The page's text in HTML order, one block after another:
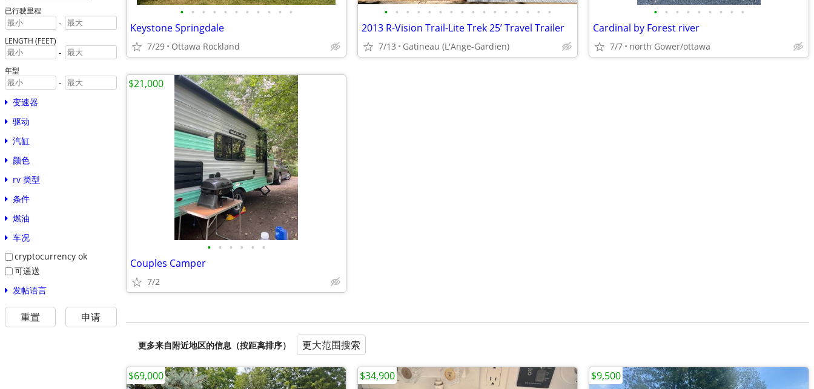
已行驶里程
-
LENGTH (FEET)
-
年型
-
变速器
驱动
汽缸
颜色
rv 类型
条件
燃油
车况
cryptocurrency ok
可递送
发帖语言
重置 申请
• • • • • • • • • • •
Keystone Springdale
7/29 Ottawa Rockland
• • • • • • • • • • • • • • • •
2013 R-Vision Trail-Lite Trek 25’ Travel Trailer
7/13 Gatineau (L'Ange-Gardien)
• • • • • • • • •
Cardinal by Forest river
7/7 north Gower/ottawa
• • • • • •
Couples Camper
7/2
$21,000
更多来自附近地区的信息（按距离排序） 更大范围搜索
$69,000 $34,900 $9,500